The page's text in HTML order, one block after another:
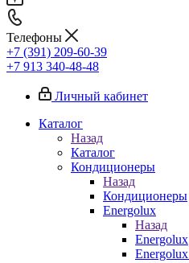
Телефоны
+7 (391) 209-60-39
+7 913 340-48-48
Личный кабинет
Каталог
Назад
Каталог
Кондиционеры
Назад
Кондиционеры
Energolux
Назад
Energolux